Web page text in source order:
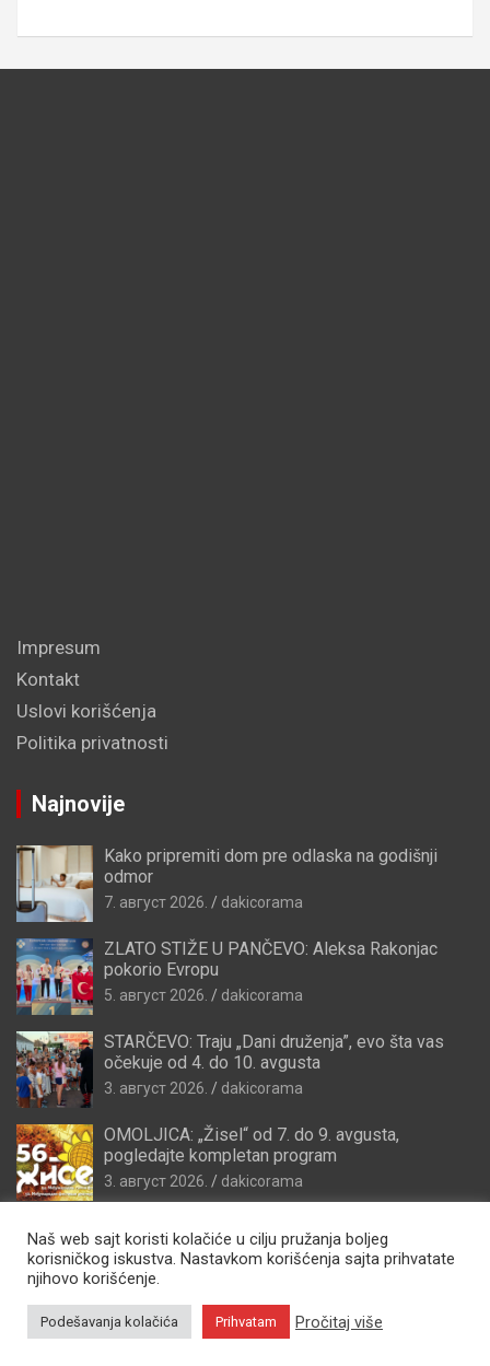
Impresum
Kontakt
Uslovi korišćenja
Politika privatnosti
Najnovije
Kako pripremiti dom pre odlaska na godišnji
odmor
7. август 2026. dakicorama
ZLATO STIŽE U PANČEVO: Aleksa Rakonjac
pokorio Evropu
5. август 2026. dakicorama
STARČEVO: Traju „Dani druženja”, evo šta vas
očekuje od 4. do 10. avgusta
3. август 2026. dakicorama
OMOLJICA: „Žisel“ od 7. do 9. avgusta,
pogledajte kompletan program
3. август 2026. dakicorama
Copyright © 2026Zdravo Pančevo
Naš web sajt koristi kolačiće u cilju pružanja boljeg
korisničkog iskustva. Nastavkom korišćenja sajta prihvatate
njihovo korišćenje.
Podešavanja kolačića Prihvatam Pročitaj više